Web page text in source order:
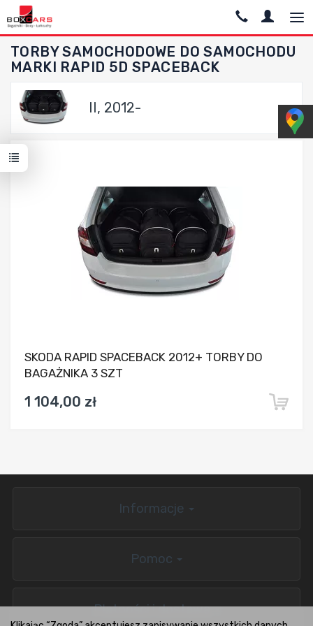
TORBY SAMOCHODOWE DO SAMOCHODU
MARKI RAPID 5D SPACEBACK
II, 2012-
SKODA RAPID SPACEBACK 2012+ TORBY DO
BAGAŻNIKA 3 SZT
1 104,00 zł
Informacje
Pomoc
Płatności i dostawa